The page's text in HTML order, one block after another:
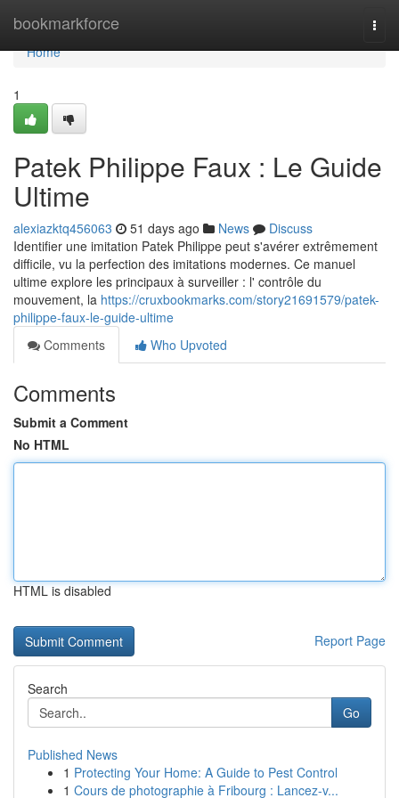
bookmarkforce
Home
Home
1
Patek Philippe Faux : Le Guide
Ultime
alexiazktq456063 51 days ago News
Discuss
Identifier une imitation Patek Philippe peut s'avérer extrêmement
difficile, vu la perfection des imitations modernes. Ce manuel
ultime explore les principaux à surveiller : l' contrôle du
mouvement, la https://cruxbookmarks.com/story21691579/patek-
philippe-faux-le-guide-ultime
Comments
Who Upvoted
Comments
Submit a Comment
No HTML
HTML is disabled
Report Page
Search
Go
Published News
1 Protecting Your Home: A Guide to Pest Control
1 Cours de photographie à Fribourg : Lancez-v...